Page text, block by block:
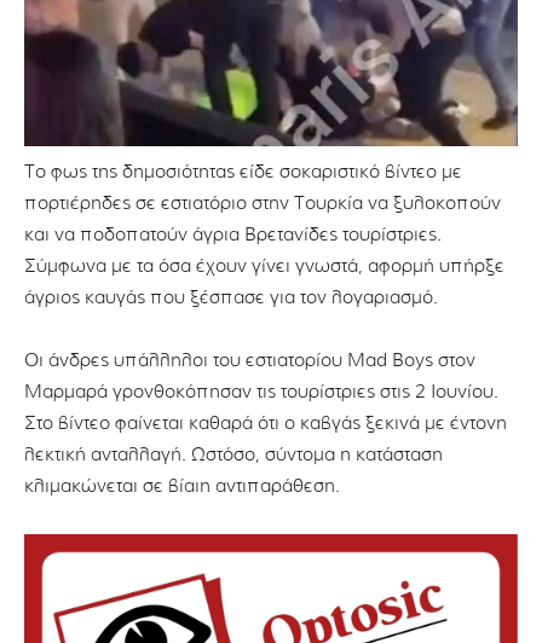
Το φως της δημοσιότητας είδε σοκαριστικό βίντεο με
πορτιέρηδες σε εστιατόριο στην Τουρκία να ξυλοκοπούν
και να ποδοπατούν άγρια Βρετανίδες τουρίστριες.
Σύμφωνα με τα όσα έχουν γίνει γνωστά, αφορμή υπήρξε
άγριος καυγάς που ξέσπασε για τον λογαριασμό.
Οι άνδρες υπάλληλοι του εστιατορίου Mad Boys στον
Μαρμαρά γρονθοκόπησαν τις τουρίστριες στις 2 Ιουνίου.
Στο βίντεο φαίνεται καθαρά ότι ο καβγάς ξεκινά με έντονη
λεκτική ανταλλαγή. Ωστόσο, σύντομα η κατάσταση
κλιμακώνεται σε βίαιη αντιπαράθεση.